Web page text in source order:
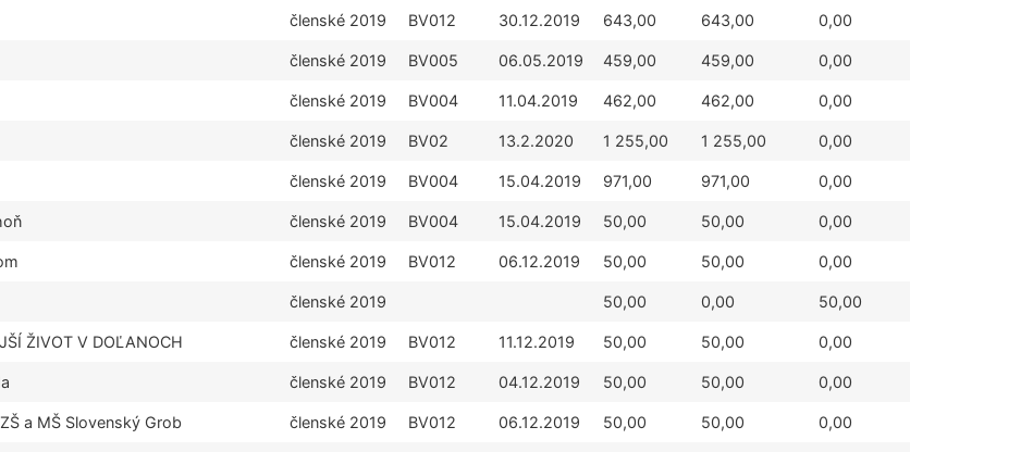
členské 2019 BV012 30.12.2019 643,00 643,00 0,00
členské 2019 BV005 06.05.2019 459,00 459,00 0,00
členské 2019 BV004 11.04.2019 462,00 462,00 0,00
členské 2019 BV02 13.2.2020 1 255,00 1 255,00 0,00
členské 2019 BV004 15.04.2019 971,00 971,00 0,00
členské 2019 BV004 15.04.2019 50,00 50,00 0,00
členské 2019 BV012 06.12.2019 50,00 50,00 0,00
členské 2019 50,00 0,00 50,00
ŽIVOT V DOĽANOCH členské 2019 BV012 11.12.2019 50,00 50,00 0,00
členské 2019 BV012 04.12.2019 50,00 50,00 0,00
a MŠ Slovenský Grob členské 2019 BV012 06.12.2019 50,00 50,00 0,00